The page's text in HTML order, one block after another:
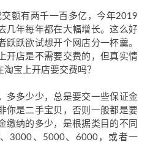
额有两千一百多亿，今年2019
几年每年都在大幅增长。这么好
跃跃欲试想开个网店分一杯羹。
开店是不需要交费的，但真实情
宝上开店要交费吗？
多多少少，总是要交一些保证金
你是二手宝贝，否则一般都是要
缴纳的多少，是根据类目的不同
3000、5000、6000，或者一